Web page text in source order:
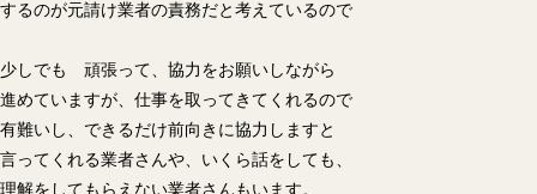
するのが元請け業者の責務だと考えているので
少しでも 頑張って、協力をお願いしながら
進めていますが、仕事を取ってきてくれるので
有難いし、できるだけ前向きに協力しますと
言ってくれる業者さんや、いくら話をしても、
理解をしてもらえない業者さんもいます。